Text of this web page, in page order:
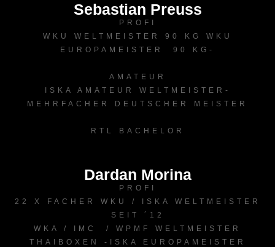
Sebastian Preuss
PROFI
WKU WELTMEISTER 90 KG WKU
EUROPAMEISTER 90 KG-
AMATEUR
ISKA AMATEUR WELTMEISTER-
MEHRFACHER DEUTSCHER MEISTER
RTL BACHELOR
Dardan Morina
PROFI
22 X FACHER WKU / ISKA WELTMEISTER
SEIT ´12
WKA / IMC / WPMF WELTMEISTER
THAIBOXEN -ISKA EUROPAMEISTER